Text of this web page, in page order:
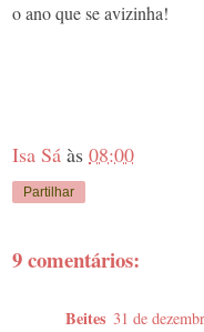
o ano que se avizinha!
Isa Sá às 08:00
Partilhar
9 comentários:
Beites 31 de